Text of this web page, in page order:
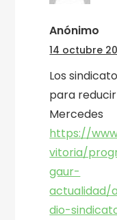
Anónimo
14 octubre
Los
para
Mercedes
https://
vitoria/
gaur-
actualidad/
dio-